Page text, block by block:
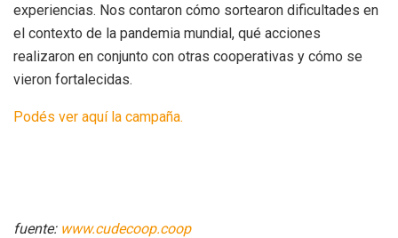
experiencias. Nos contaron cómo sortearon dificultades en
el contexto de la pandemia mundial, qué acciones
realizaron en conjunto con otras cooperativas y cómo se
vieron fortalecidas.
Podés ver aquí la campaña.
fuente: www.cudecoop.coop